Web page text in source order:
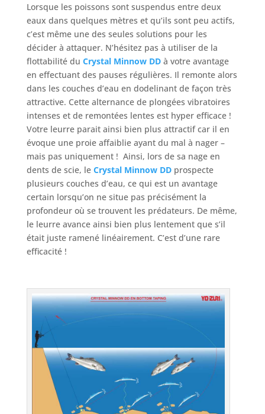
Lorsque les poissons sont suspendus entre deux
eaux dans quelques mètres et qu’ils sont peu actifs,
c’est même une des seules solutions pour les
décider à attaquer. N’hésitez pas à utiliser de la
flottabilité du Crystal Minnow DDà votre avantage
en effectuant des pauses régulières. Il remonte alors
dans les couches d’eau en dodelinant de façon très
attractive. Cette alternance de plongées vibratoires
intenses et de remontées lentes est hyper efficace !
Votre leurre parait ainsi bien plus attractif car il en
évoque une proie affaiblie ayant du mal à nager –
mais pas uniquement ! Ainsi, lors de sa nage en
dents de scie, le Crystal Minnow DDprospecte
plusieurs couches d’eau, ce qui est un avantage
certain lorsqu’on ne situe pas précisément la
profondeur où se trouvent les prédateurs. De même,
le leurre avance ainsi bien plus lentement que s’il
était juste ramené linéairement. C’est d’une rare
efficacité !